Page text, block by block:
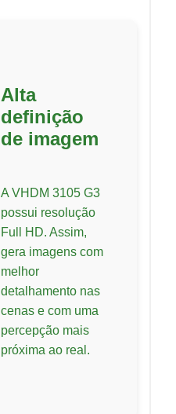
Alta
definição
de imagem
A VHDM 3105 G3
possui resolução
Full HD. Assim,
gera imagens com
melhor
detalhamento nas
cenas e com uma
percepção mais
próxima ao real.